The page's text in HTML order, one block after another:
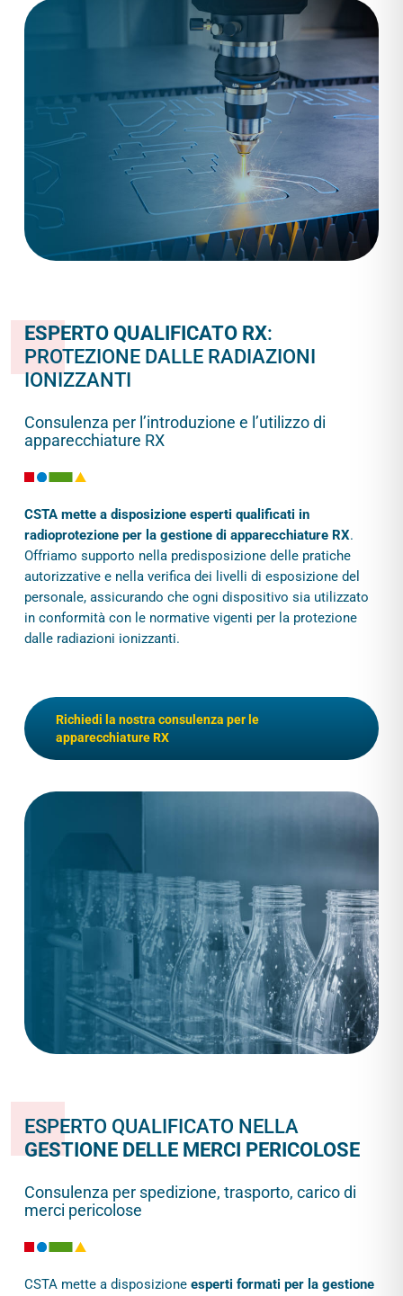
ESPERTO QUALIFICATO RX:
PROTEZIONE DALLE RADIAZIONI
IONIZZANTI
Consulenza per l’introduzione e l’utilizzo di
apparecchiature RX
CSTA mette a disposizione esperti qualificati in
radioprotezione per la gestione di apparecchiature RX.
Offriamo supporto nella predisposizione delle pratiche
autorizzative e nella verifica dei livelli di esposizione del
personale, assicurando che ogni dispositivo sia utilizzato
in conformità con le normative vigenti per la protezione
dalle radiazioni ionizzanti.
Richiedi la nostra consulenza per le
apparecchiature RX
ESPERTO QUALIFICATO NELLA
GESTIONE DELLE MERCI PERICOLOSE
Consulenza per spedizione, trasporto, carico di
merci pericolose
CSTA mette a disposizioneesperti formati per la gestione